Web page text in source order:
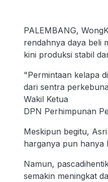
PALEMBANG,
rendahnya daya beli
kini produksi stabil
"Permintaan kelapa
dari sentra
Wakil Ketua
DPN Perhimpunan
Meskipun begitu,
harganya pun hanya
Namun,
semakin meningkat